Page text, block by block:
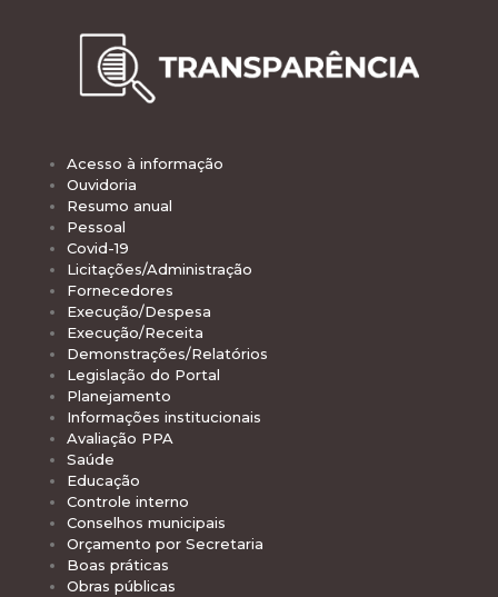
Acesso à informação
Ouvidoria
Resumo anual
Pessoal
Covid-19
Licitações/Administração
Fornecedores
Execução/Despesa
Execução/Receita
Demonstrações/Relatórios
Legislação do Portal
Planejamento
Informações institucionais
Avaliação PPA
Saúde
Educação
Controle interno
Conselhos municipais
Orçamento por Secretaria
Boas práticas
Obras públicas